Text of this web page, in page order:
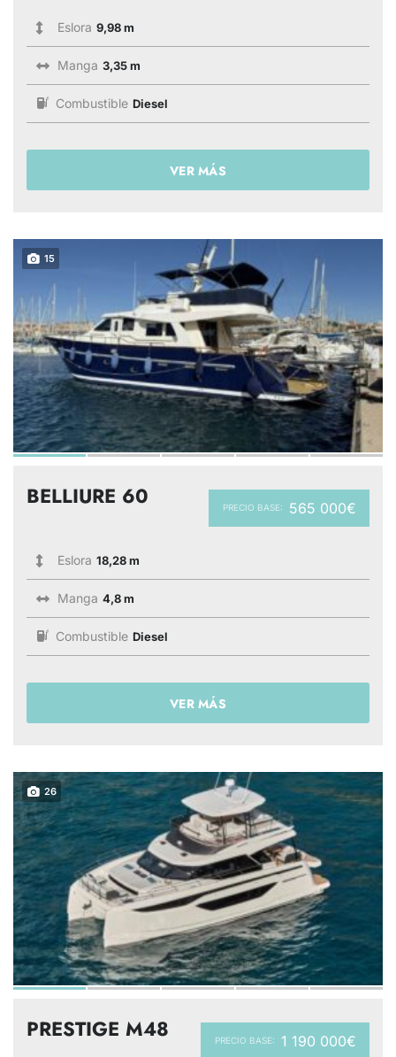
Eslora 9,98 m
Manga 3,35 m
Combustible Diesel
VER MÁS
15
PRECIO BASE: 565 000€
BELLIURE 60
Eslora 18,28 m
Manga 4,8 m
Combustible Diesel
VER MÁS
26
PRECIO BASE: 1 190 000€
PRESTIGE M48